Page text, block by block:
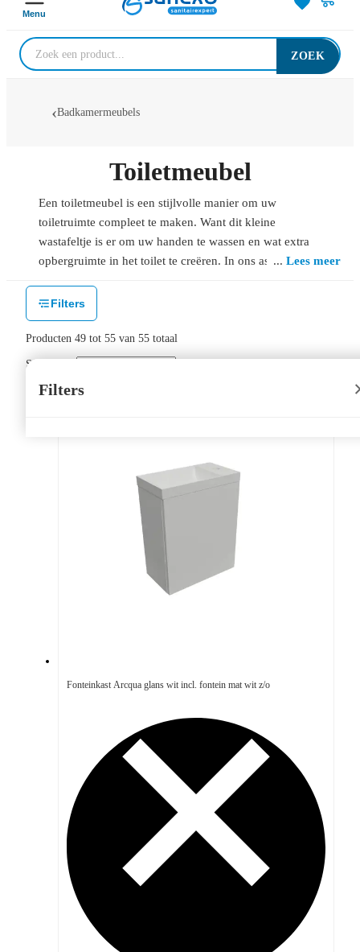
Menu
ZOEK
Badkamermeubels
Toiletmeubel
Een toiletmeubel is een stijlvolle manier om uw
toiletruimte compleet te maken. Want dit kleine
wastafeltje is er om uw handen te wassen en wat extra
opbergruimte in het toilet te creëren. In ons assortiment
in kleur, ontwerp en afmetingen. Voor iedere smaak
hebben wij een passend toiletmeubel. Bezoek onze
uitgebreide showroom, of maak het uzelf gemakkelijk
door vanuit uw huis online te bestellen.
Lees meer
Filters
Filters
Producten 49 tot 55 van 55 totaal
Sorteer op:
Fonteinkast Arcqua glans wit incl. fontein mat wit z/o